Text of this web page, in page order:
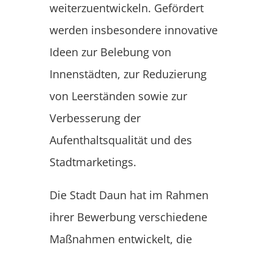
weiterzuentwickeln. Gefördert
werden insbesondere innovative
Ideen zur Belebung von
Innenstädten, zur Reduzierung
von Leerständen sowie zur
Verbesserung der
Aufenthaltsqualität und des
Stadtmarketings.
Die Stadt Daun hat im Rahmen
ihrer Bewerbung verschiedene
Maßnahmen entwickelt, die